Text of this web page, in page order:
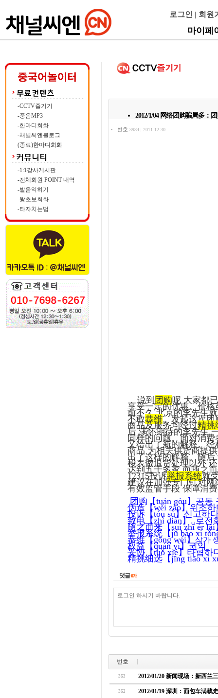
로그인 | 회원
마이페
-CCTV즐기기
-중음MP3
-한마디회화
-채널씨엔블로그
(종료)한마디회화
-1:1강사게시판
-전체회원 POINT 내역
-발음익히기
-왕초보회화
-타자치는법
2012/1/04 网络团购骗局多：
번호 3984 2011.12.30
说到 团购呢 大家都
享受一定的优惠。价格
前不久 北京的李先生
不敢恭维。发起这次团
商品及服务均经过精挑
后 满怀期待的李先生
同样的问题。面对消
又给出了新的解释。
商品 为相关供货商提
出了这样的解释。随后
梭表做退货处理以外
达到五千多家 而随之
12315投诉举报系统就
建议在加强专门针对
有效监管手段 保障消
团购【tuán gòu】 공동
伪造【wěi zào】위조하
投诉【tóu sù】신고하
致电【zhì diàn】..로전
随之而来【suí zhī ér lái
举报系统【jǔ bào xì tǒ
恭维【gōng wéi】 삼가
权益【quán yì】권익
妥协【tuǒ xié】 타협하
精挑细选【jīng tiāo xì
댓글0개
번호
363 2012/01/20 新闻现场：新西兰
362 2012/01/19 深圳：面包车满载